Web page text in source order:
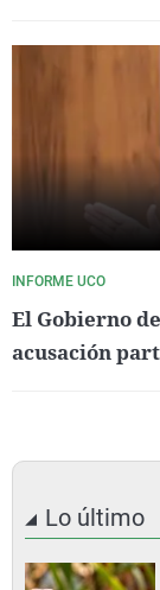
INFORME UCO
El Gobierno
acusación
Lo último